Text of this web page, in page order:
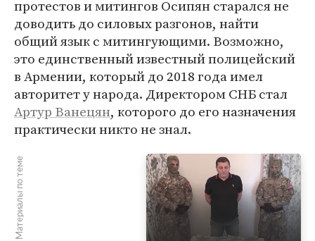
протестов и митингов Осипян старался не
доводить до силовых разгонов, найти
общий язык с митингующими. Возможно,
это единственный известный полицейский
в Армении, который до 2018 года имел
авторитет у народа. Директором СНБ стал
Артур Ванецян, которого до его назначения
практически никто не знал.
Материалы по теме